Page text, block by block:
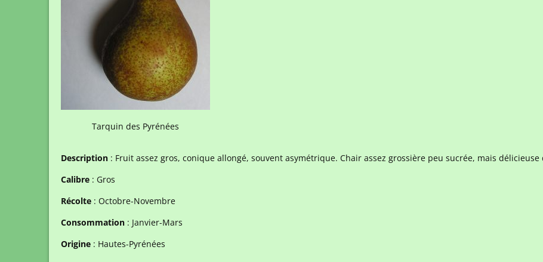
Tarquin des Pyrénées
Description : Fruit assez gros, conique allongé, souvent asymétrique. Chair assez grossière peu sucrée, mais délicieuse
Calibre : Gros
Récolte : Octobre-Novembre
Consommation : Janvier-Mars
Origine : Hautes-Pyrénées